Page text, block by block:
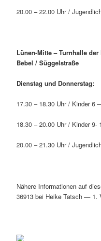
20.00 – 22.00 Uhr /
Lünen-Mitte – Turnhalle
Bebel / Süggelstraße
Dienstag und Donnerstag:
17.30 – 18.30 Uhr / Kinder 6
18.30 – 20.00 Uhr / Kinder 9-
20.00 – 21.30 Uhr /
Nähere Informationen auf
36913 bei Heike Tatsch — 1.